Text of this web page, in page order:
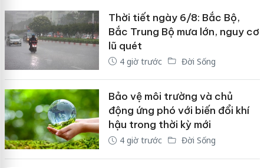
Thời tiết ngày 6/8: Bắc Bộ,
Bắc Trung Bộ mưa lớn, nguy cơ
lũ quét
4 giờ trước Đời Sống
Bảo vệ môi trường và chủ
động ứng phó với biến đổi khí
hậu trong thời kỳ mới
4 giờ trước Đời Sống